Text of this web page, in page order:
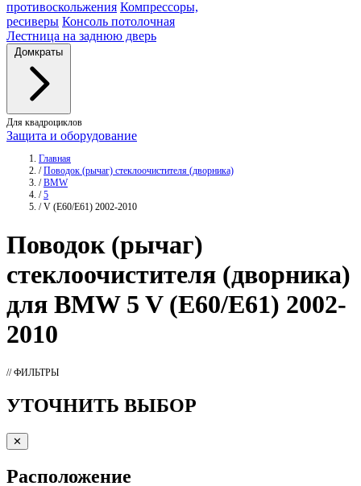
противоскольжения Компрессоры,
ресиверы Консоль потолочная
Лестница на заднюю дверь
Домкраты
Для квадроциклов
Защита и оборудование
Главная
/ Поводок (рычаг) стеклоочистителя (дворника)
/ BMW
/ 5
/ V (E60/E61) 2002-2010
Поводок(рычаг)
стеклоочистителя (дворника)
для BMW 5 V (E60/E61) 2002-
2010
// ФИЛЬТРЫ
УТОЧНИТЬ ВЫБОР
✕
Расположение